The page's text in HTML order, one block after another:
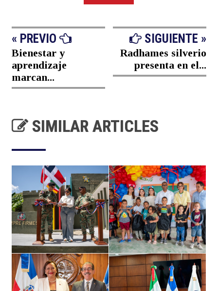
« PREVIO
Bienestar y
aprendizaje
marcan...
SIGUIENTE »
Radhames silverio
presenta en el...
SIMILAR ARTICLES